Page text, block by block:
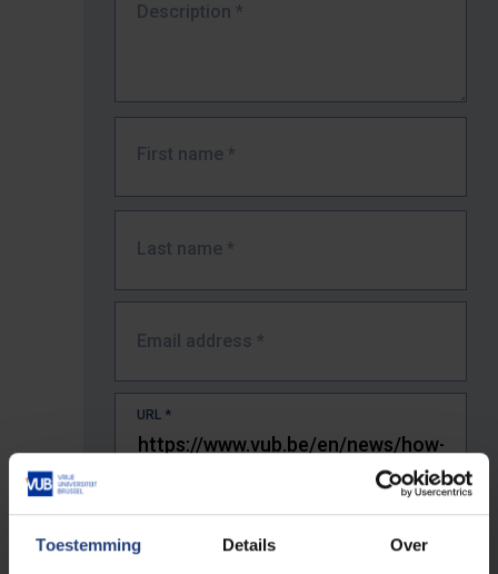
Toestemming Details Over
Description *
First name *
Last name *
Email address *
URL *
The full URL of the page where you encountered the error.